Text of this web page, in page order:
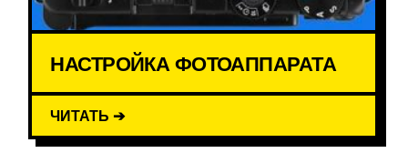
НАСТРОЙКА ФОТОАППАРАТА
ЧИТАТЬ ➔